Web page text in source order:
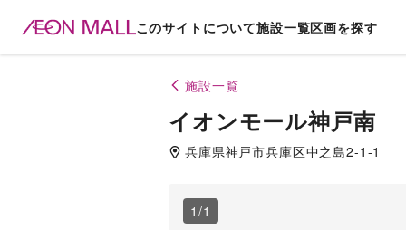
このサイトについて施設一覧区画を探す
施設一覧
イオンモール神戸南
兵庫県神戸市兵庫区中之島2-1-1
1 /1